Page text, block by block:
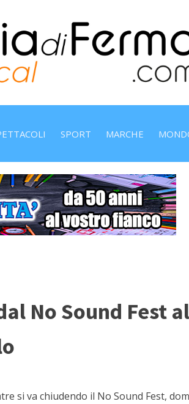
SPORT MARCHE
No Sound Fest
si va chiudendo il No Sound Fest,